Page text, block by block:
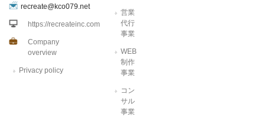
recreate@kco079.net
https://recreateinc.com
Company
overview
Privacy policy
営業
代行
事業
WEB
制作
事業
コン
サル
事業